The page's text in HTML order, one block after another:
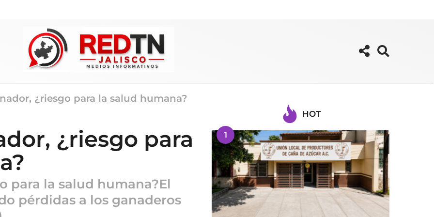
¿riesgo para la salud humana?
¿riesgo para
para la salud humana?El
pérdidas a los ganaderos
HOT
1